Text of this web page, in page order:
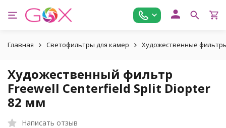
Главная Светофильтры для камер Художественные
Художественный фильтр
Freewell Centerfield Split Diopter
82 мм
Написать отзыв